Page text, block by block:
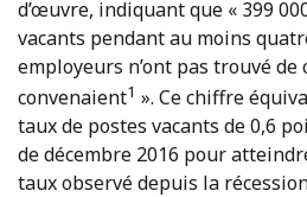
d’œuvre, indiquant que « 399
vacants pendant au moins
employeurs n’ont pas trouvé
convenaient1 ». Ce chiffre
taux de postes vacants de 0,6
de décembre 2016 pour
taux observé depuis la